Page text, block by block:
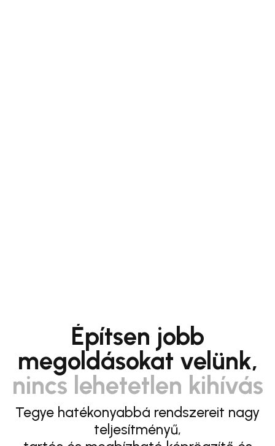
Építsen jobb
megoldásokat velünk,
nincs lehetetlen kihívás
Tegye hatékonyabbá rendszereit nagy
teljesítményű,